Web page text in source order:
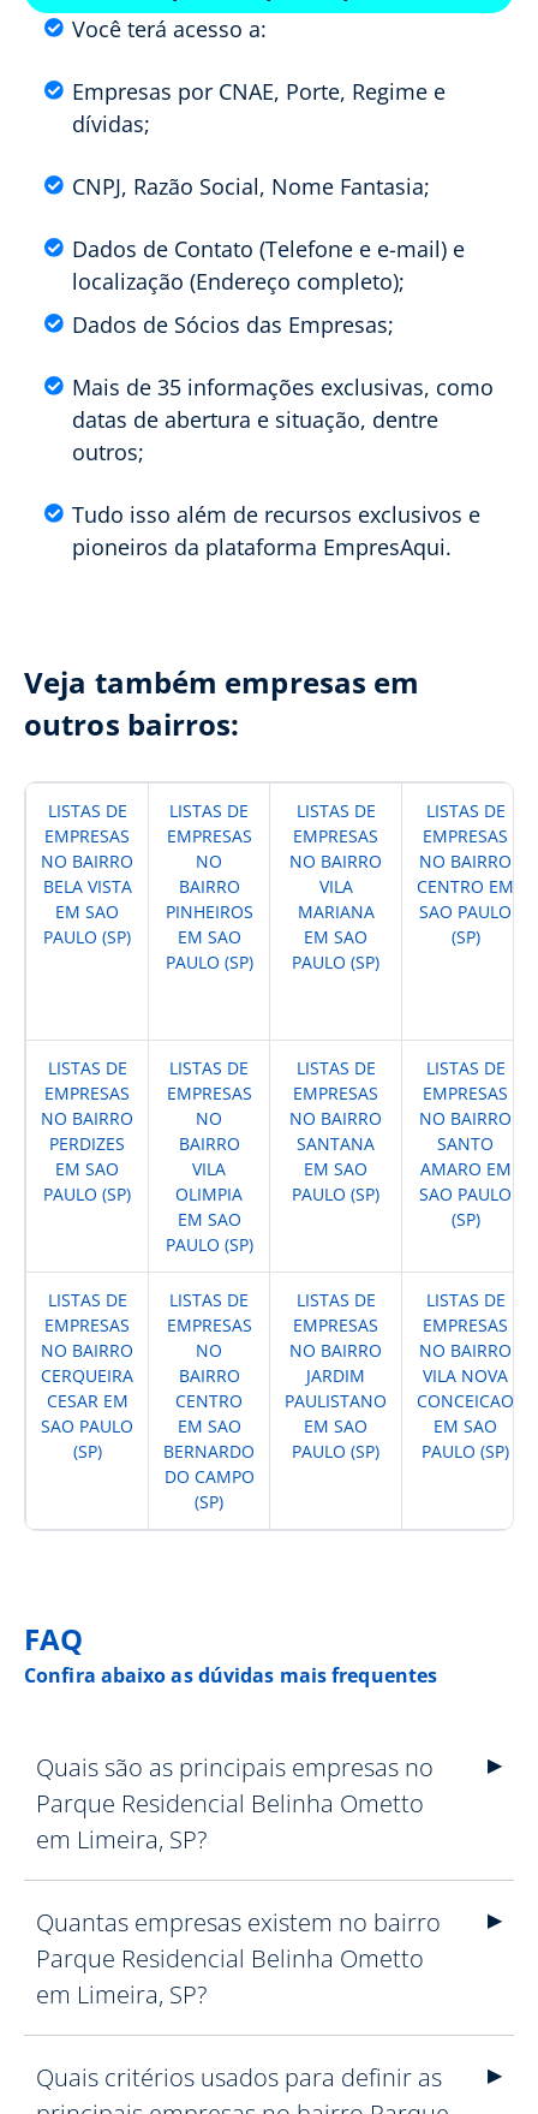
Você terá acesso a:
Empresas por CNAE, Porte, Regime e
dívidas;
CNPJ, Razão Social, Nome Fantasia;
Dados de Contato (Telefone e e-mail) e
localização (Endereço completo);
Dados de Sócios das Empresas;
Mais de 35 informações exclusivas, como
datas de abertura e situação, dentre
outros;
Tudo isso além de recursos exclusivos e
pioneiros da plataforma EmpresAqui.
Veja também empresas em
outros bairros:
LISTAS DE
EMPRESAS
NO BAIRRO
BELA VISTA
EM SAO
PAULO (SP)
LISTAS DE
EMPRESAS
NO
BAIRRO
PINHEIROS
EM SAO
PAULO (SP)
LISTAS DE
EMPRESAS
NO BAIRRO
VILA
MARIANA
EM SAO
PAULO (SP)
LISTAS DE
EMPRESAS
NO BAIRRO
CENTRO EM
SAO PAULO
(SP)
LISTAS DE
EMPRESAS
NO BAIRRO
PERDIZES
EM SAO
PAULO (SP)
LISTAS DE
EMPRESAS
NO
BAIRRO
VILA
OLIMPIA
EM SAO
PAULO (SP)
LISTAS DE
EMPRESAS
NO BAIRRO
SANTANA
EM SAO
PAULO (SP)
LISTAS DE
EMPRESAS
NO BAIRRO
SANTO
AMARO EM
SAO PAULO
(SP)
LISTAS DE
EMPRESAS
NO BAIRRO
CERQUEIRA
CESAR EM
SAO PAULO
(SP)
LISTAS DE
EMPRESAS
NO
BAIRRO
CENTRO
EM SAO
BERNARDO
DO CAMPO
(SP)
LISTAS DE
EMPRESAS
NO BAIRRO
JARDIM
PAULISTANO
EM SAO
PAULO (SP)
LISTAS DE
EMPRESAS
NO BAIRRO
VILA NOVA
CONCEICAO
EM SAO
PAULO (SP)
FAQ
Confira abaixo as dúvidas mais frequentes
Quais são as principais empresas no
Parque Residencial Belinha Ometto
em Limeira, SP?
Quantas empresas existem no bairro
Parque Residencial Belinha Ometto
em Limeira, SP?
Quais critérios usados para definir as